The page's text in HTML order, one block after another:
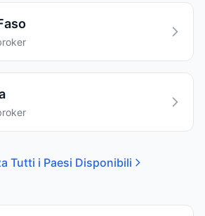
Tutti i Paesi Disponibili